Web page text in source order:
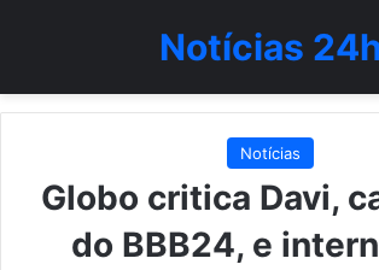
Notícias 24h
Notícias
Globo critica Davi,
do BBB24, e